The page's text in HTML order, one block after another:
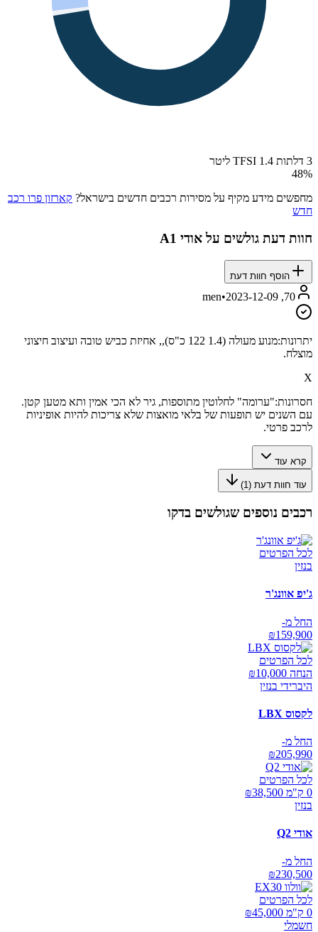
3 דלתות TFSI 1.4 ליטר
48%
מחפשים מידע מקיף על מסירות רכבים חדשים בישראל? קארזון פרו רכב
חדש
חוות דעת גולשים על אודי A1
הוסף חוות דעת
70, men
•2023-12-09
יתרונות:
מנוע מעולה (1.4 122 כ"ס),, אחיזת כביש טובה ועיצוב חיצוני
מוצלח.
X
חסרונות:"ערומה" לחלוטין מתוספות, גיר לא הכי אמין ותא מטען קטן.
עם השנים יש תופעות של בלאי מואצות שלא צריכות להיות אופיניות
לרכב פרטי.
קרא עוד
עוד חוות דעת (1
)
רכבים נוספים שגולשים בדקו
לכל הפרטים
בנזין
ג'יפ אוונג'ר
החל מ-
₪159,900
לכל הפרטים
הנחה ₪ 10,000
היברידי בנזין
לקסוס LBX
החל מ-
₪205,990
לכל הפרטים
0 ק"מ ₪
38,500
בנזין
אודי Q2
החל מ-
₪230,500
לכל הפרטים
0 ק"מ ₪
45,000
חשמלי